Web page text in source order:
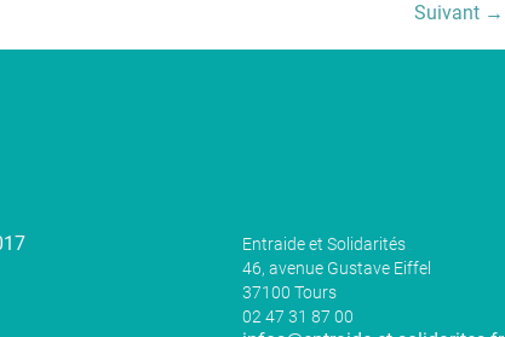
Suivant →
Entraide et Solidarités
46, avenue Gustave Eiffel
37100 Tours
02 47 31 87 00